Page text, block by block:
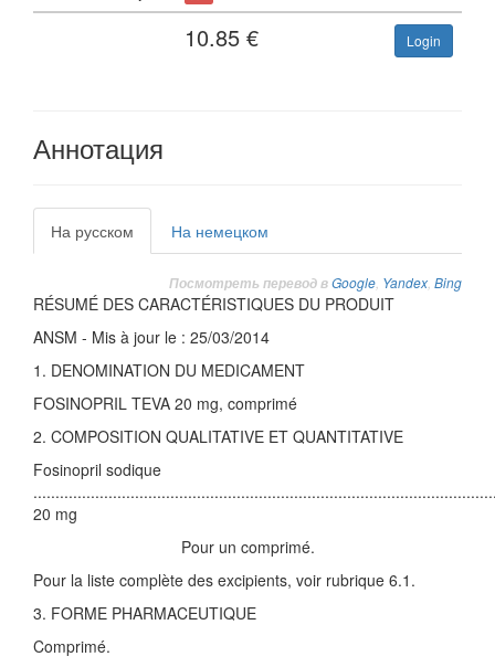
10.85 € Login
Аннотация
На русском На немецком
Посмотреть перевод вGoogle Yandex Bing
RÉSUMÉ DES CARACTÉRISTIQUES DU PRODUIT
ANSM - Mis à jour le : 25/03/2014
1. DENOMINATION DU MEDICAMENT
FOSINOPRIL TEVA 20 mg, comprimé
2. COMPOSITION QUALITATIVE ET QUANTITATIVE
Fosinopril sodique
20 mg
Pour un comprimé.
Pour la liste complète des excipients, voir rubrique 6.1.
3. FORME PHARMACEUTIQUE
Comprimé.